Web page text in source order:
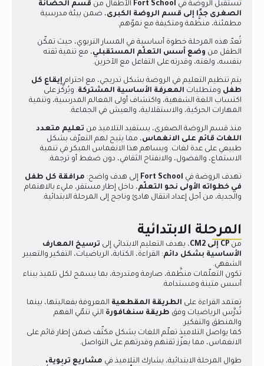
تستقبل الروضة في Fort School الأطفال من قسم الحضانة
الصغرى جدًا إلى قسم الروضة الكبرى، ضمن بيئة مدرسية
مطمئنة، منظَّمة ومتكيفة مع نموّهم.
تُعدّ هذه المرحلة خطوة أساسية في المسار التربوي، حيث تمكّن
الطفل من وضع أسس التعلّم المستقبلي، مع تنمية ثقته
بنفسه، ولغته، وقدرته على التفاعل مع الآخرين.
يتم تنظيم التعليم في الروضة بشكل تدريجي، مع احترام إيقاع كل
طفل ومتطلبات المعرفة الأساسية المشتركة. ويُركَّز على
اكتساب اللغة الشفهية، واكتشاف أولى المعالم المدرسية، وتنمية
المهارات الحركية، والاستقلالية، والعيش في الجماعة.
منذ قسم الروضة الصغرى، يستفيد التلاميذ من تعليم متعدد
اللغات قائم على الانغماس، مما يتيح لهم التعرّف بشكل
طبيعي على عدة لغات. ويساهم هذا الانغماس المبكر في تنمية
الاستماع، والفضول، والانفتاح الثقافي، دون ضغط أو ترجمة.
تهدف الروضة في Fort School إلى هدف واضح: مرافقة كل طفل
في خطواته الأولى نحو التعلّم، داخل إطار مستقر، مليء بالاهتمام
والجدية، من أجل إعداد انتقال هادئ وناجح إلى المرحلة الابتدائية.
المرحلة الابتدائية
من CP إلى CM2 ، يهدف التعليم الابتدائي إلى ترسيخ المعارف
الأساسية بشكل دائم: القراءة، الكتابة، الرياضيات، التفكير والتعبير
الشفهي.
تكون التعلّمات منظَّمة، صارمة ومتدرجة، بما يسمح لكل تلميذ ببناء
أسس متينة ومستدامة.
تعتمد القراءة على الطريقة المقطعية المعروفة بفعاليتها، بينما
تُدرَّس الرياضيات وفق طريقة سنغافورة التي تنمّي الفهم
والمنطق والتفكير.
كما يواصل التلاميذ تعلّم اللغات بشكل مكثّف ضمن إطار قائم على
الانغماس، مما يعزّز ثقتهم وقدرتهم على التواصل.
طوال المرحلة الابتدائية، يشارك التلاميذ في مشاريع تربوية،